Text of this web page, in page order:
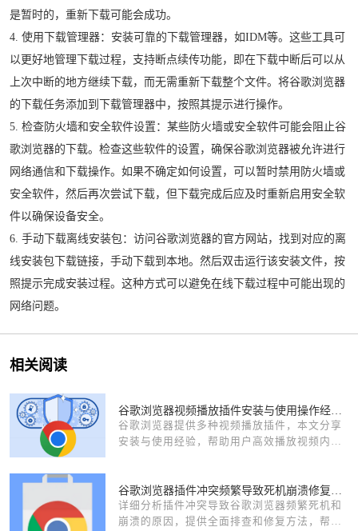
是暂时的，重新下载可能会成功。
4. 使用下载管理器：安装可靠的下载管理器，如IDM等。这些工具可
以更好地管理下载过程，支持断点续传功能，即在下载中断后可以从
上次中断的地方继续下载，而无需重新下载整个文件。将谷歌浏览器
的下载任务添加到下载管理器中，按照其提示进行操作。
5. 检查防火墙和安全软件设置：某些防火墙或安全软件可能会阻止谷
歌浏览器的下载。检查这些软件的设置，确保谷歌浏览器被允许进行
网络通信和下载操作。如果不确定如何设置，可以暂时禁用防火墙或
安全软件，然后再次尝试下载，但下载完成后应及时重新启用安全软
件以确保设备安全。
6. 手动下载离线安装包：访问谷歌浏览器的官方网站，找到对应的离
线安装包下载链接，手动下载到本地。然后双击运行该安装文件，按
照提示完成安装过程。这种方式可以避免在线下载过程中可能出现的
网络问题。
相关阅读
谷歌浏览器视频播放插件安装与使用操作经验分享
谷歌浏览器提供多种视频播放插件，本文分享
安装与使用经验，帮助用户高效播放视频内
谷歌浏览器插件冲突频繁导致死机崩溃修复完整教程
详细分析插件冲突导致谷歌浏览器频繁死机和
崩溃的原因，提供全面排查和修复方法，帮助